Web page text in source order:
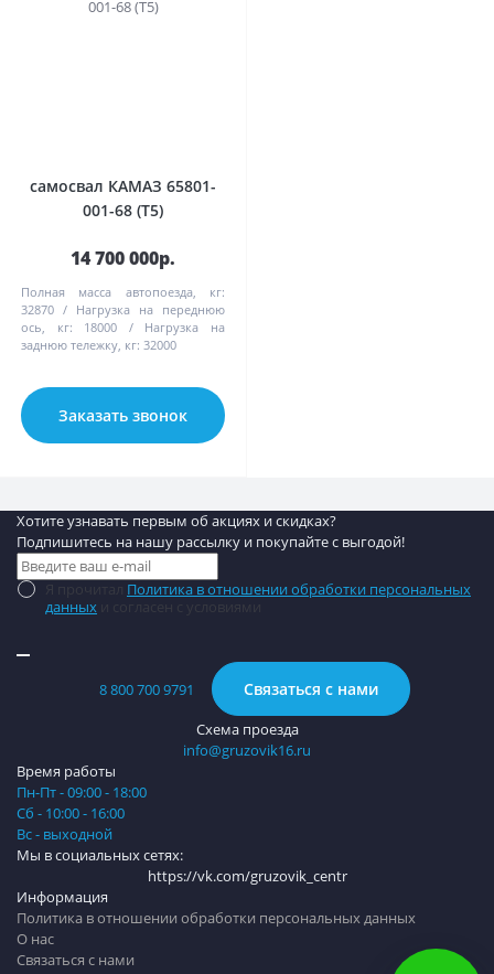
самосвал КАМАЗ 65801-
001-68 (T5)
14 700 000р.
Полная масса автопоезда, кг:
32870
Нагрузка на переднюю
ось, кг:
18000
Нагрузка на
заднюю тележку, кг: 32000
Заказать звонок
Хотите узнавать первым об акциях и скидках?
Подпишитесь на нашу рассылку и покупайте с выгодой!
Политика в отношении обработки персональных
данных
8 800 700 9791 Связаться с нами
Схема проезда
info@gruzovik16.ru
Информация
Политика в отношении обработки персональных данных
О нас
Связаться с нами
Время работы
Пн-Пт - 09:00 - 18:00
Сб - 10:00 - 16:00
Вс - выходной
Мы в социальных сетях:
https://vk.com/gruzovik_centr